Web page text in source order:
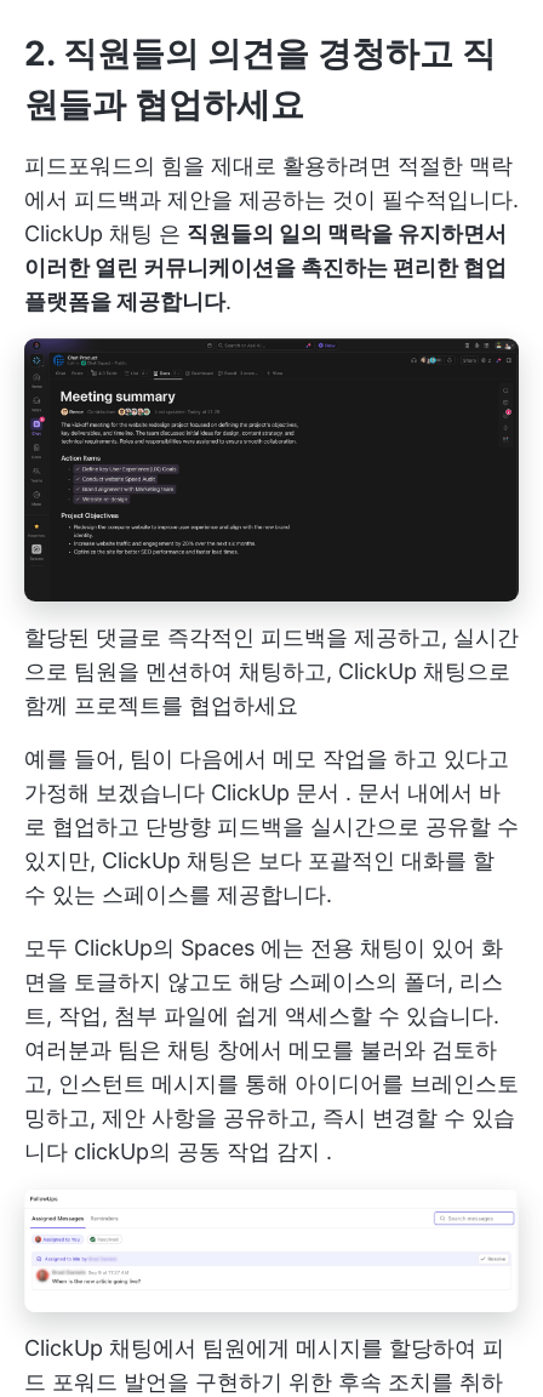
2. 직원들의 의견을 경청하고 직
원들과 협업하세요
피드포워드의 힘을 제대로 활용하려면 적절한 맥락
에서 피드백과 제안을 제공하는 것이 필수적입니다.
ClickUp 채팅 은 직원들의 일의 맥락을 유지하면서
이러한 열린 커뮤니케이션을 촉진하는 편리한 협업
플랫폼을 제공합니다.
할당된 댓글로 즉각적인 피드백을 제공하고, 실시간
으로 팀원을 멘션하여 채팅하고, ClickUp 채팅으로
함께 프로젝트를 협업하세요
예를 들어, 팀이 다음에서 메모 작업을 하고 있다고
가정해 보겠습니다 ClickUp 문서 . 문서 내에서 바
로 협업하고 단방향 피드백을 실시간으로 공유할 수
있지만, ClickUp 채팅은 보다 포괄적인 대화를 할
수 있는 스페이스를 제공합니다.
모두 ClickUp의 Spaces 에는 전용 채팅이 있어 화
면을 토글하지 않고도 해당 스페이스의 폴더, 리스
트, 작업, 첨부 파일에 쉽게 액세스할 수 있습니다.
여러분과 팀은 채팅 창에서 메모를 불러와 검토하
고, 인스턴트 메시지를 통해 아이디어를 브레인스토
밍하고, 제안 사항을 공유하고, 즉시 변경할 수 있습
니다 clickUp의 공동 작업 감지 .
ClickUp 채팅에서 팀원에게 메시지를 할당하여 피
드 포워드 발언을 구현하기 위한 후속 조치를 취하